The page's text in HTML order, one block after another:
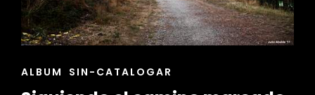
ENLACES
ALBUM SIN-CATALOGAR